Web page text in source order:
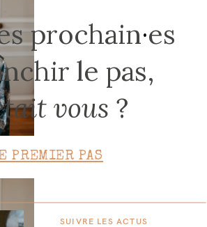
SUIVRE LES ACTUS
prochain·es
le pas,
vous ?
PREMIER PAS